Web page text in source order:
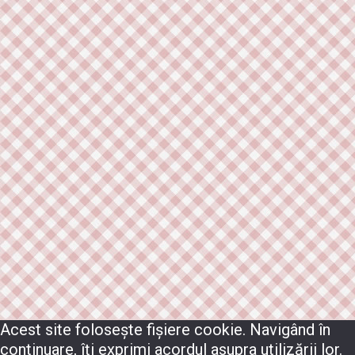
Acest site folosește fișiere cookie. Navigând în
continuare, îți exprimi acordul asupra utilizării lor.